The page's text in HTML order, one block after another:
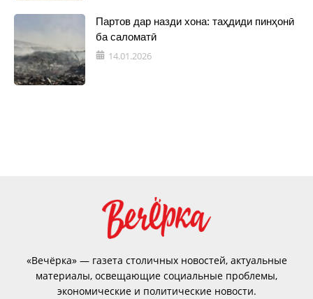
Партов дар назди хона: таҳдиди пинҳонӣ
ба саломатӣ
14.01.2026
«Вечёрка» — газета столичных новостей, актуальные
материалы, освещающие социальные проблемы,
экономические и политические новости.